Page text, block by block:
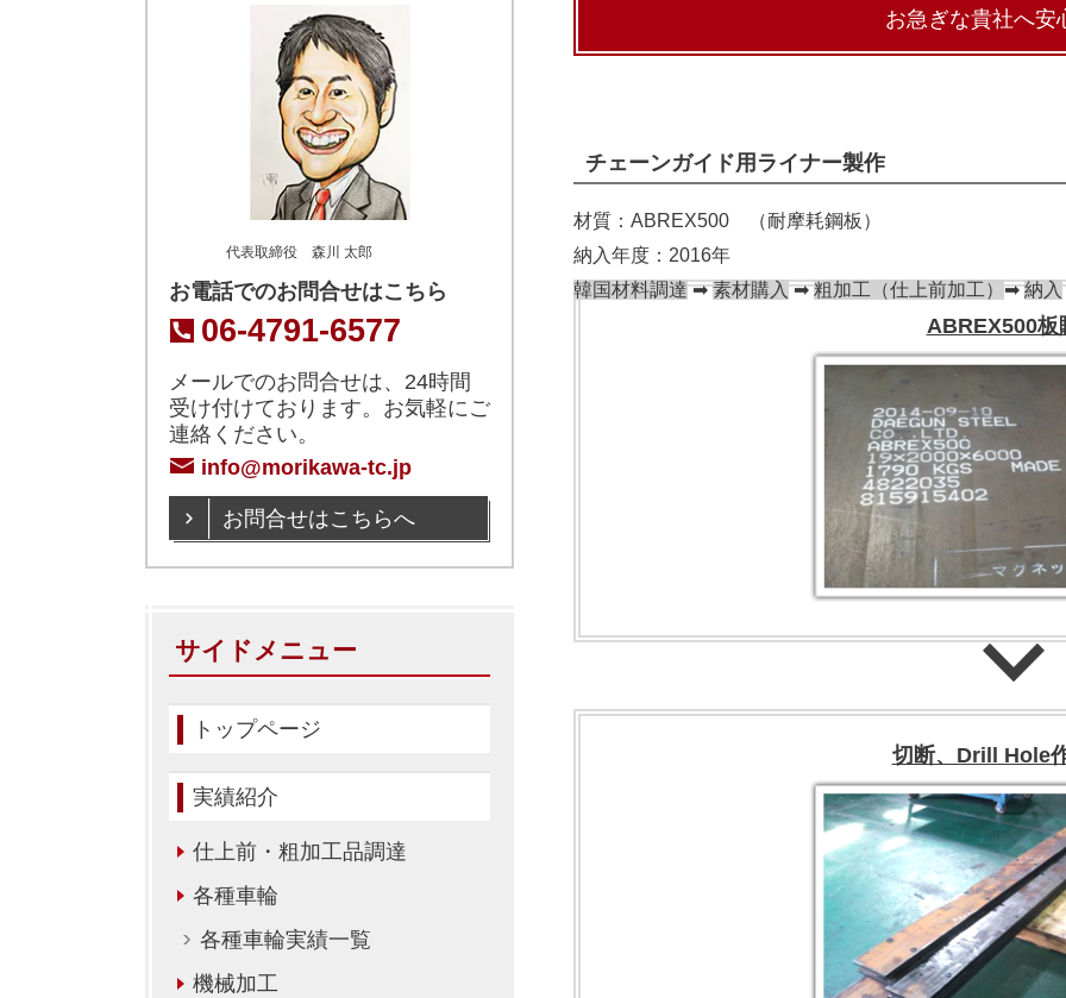
お急ぎな貴社へ安
チェーンガイド用ライナー製作
材質：ABREX500 （耐摩耗鋼板）
納入年度：2016年
韓国材料調達➡素材購入➡粗加工（仕上前加工） ➡納入
ABREX500板
切断、Drill Hole
代表取締役 森川 太郎
お電話でのお問合せはこちら
06-4791-6577
メールでのお問合せは、24時間
受け付けております。お気軽にご
連絡ください。
info@morikawa-tc.jp
お問合せはこちらへ
サイドメニュー
トップページ
実績紹介
仕上前・粗加工品調達
各種車輪
各種車輪実績一覧
機械加工